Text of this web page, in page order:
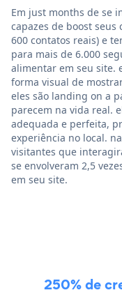
Em just months de se
capazes de boost seus
600 contatos reais) e
para mais de 6.000
alimentar em seu site.
forma visual de
eles são landing on a
parecem na vida real.
adequada e perfeita,
experiência no local.
visitantes que
se envolveram 2,5
em seu site.
250% de